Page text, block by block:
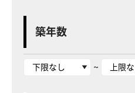
築年数
~